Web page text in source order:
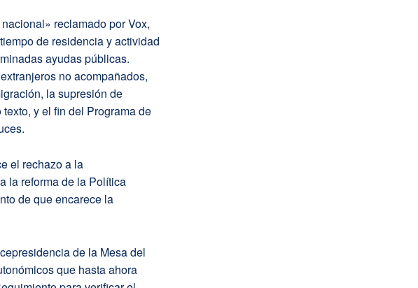
reclamado por Vox,
de residencia y actividad
ayudas públicas.
no acompañados,
la supresión de
y el fin del Programa de
el rechazo a la
la reforma de la Política
de que encarece la
de la Mesa del
que hasta ahora